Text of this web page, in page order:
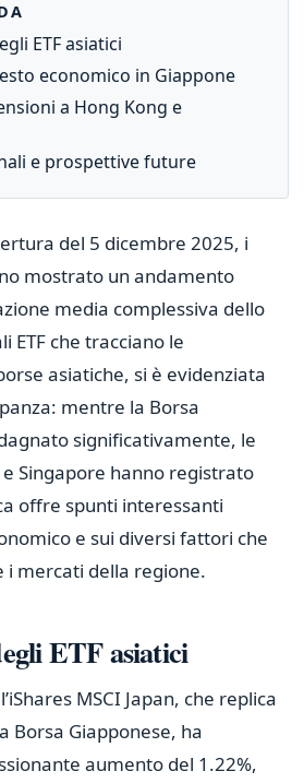
ETF asiatici
economico in Giappone
a Hong Kong e
e prospettive future
del 5 dicembre 2025, i
mostrato un andamento
media complessiva dello
ETF che tracciano le
asiatiche, si è evidenziata
mentre la Borsa
significativamente, le
Singapore hanno registrato
offre spunti interessanti
e sui diversi fattori che
i mercati della regione.
ETF asiatici
MSCI Japan, che replica
Borsa Giapponese, ha
aumento del 1.22%,